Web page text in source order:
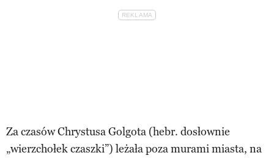
Za czasów Chrystusa Golgota (hebr. dosłownie
„wierzchołek czaszki”) leżała poza murami miasta, na